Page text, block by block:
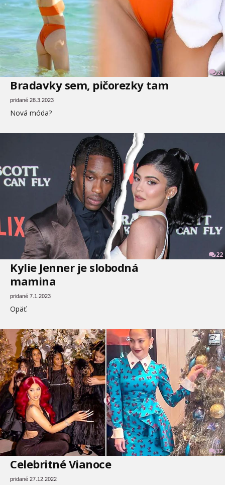
24
Bradavky sem, pičorezky tam
pridané 28.3.2023
Nová móda?
22
Kylie Jenner je slobodná
mamina
pridané 7.1.2023
Opäť.
32
Celebritné Vianoce
pridané 27.12.2022